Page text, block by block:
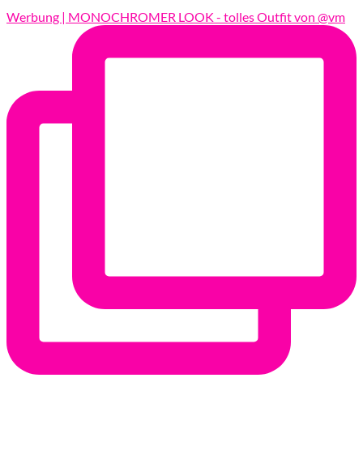
Werbung | MONOCHROMER LOOK - tolles Outfit von @vm